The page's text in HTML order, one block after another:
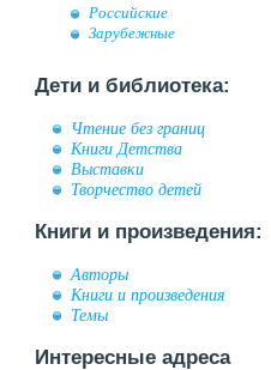
Российские
Зарубежные
Дети и библиотека:
Чтение без границ
Книги Детства
Выставки
Творчество детей
Книги и произведения:
Авторы
Книги и произведения
Темы
Интересные адреса